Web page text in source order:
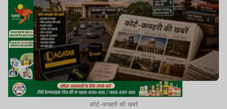
कोर्ट-कचहरी की खबरें